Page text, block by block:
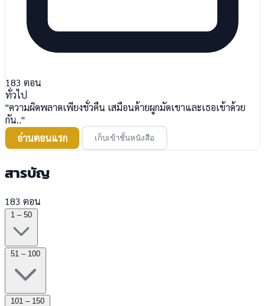
183 ตอน
ทั่วไป
"ความผิดพลาดเพียงชั่วคืน เสมือนด้ายผูกมัดเขาและเธอเข้าด้วย
กัน.."
อ่านตอนแรก
เก็บเข้าชั้นหนังสือ
สารบัญ
183 ตอน
1 – 50
51 – 100
101 – 150